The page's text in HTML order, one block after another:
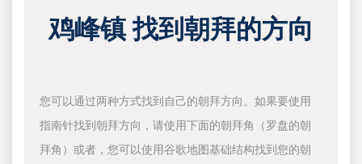
鸡峰镇 找到朝拜的方向
您可以通过两种方式找到自己的朝拜方向。如果要使用
指南针找到朝拜方向，请使用下面的朝拜角（罗盘的朝
拜角）或者，您可以使用谷歌地图基础结构找到您的朝